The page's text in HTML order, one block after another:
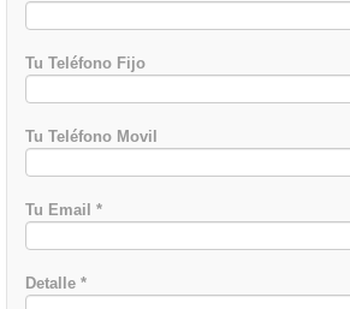
Tu Teléfono Fijo
Tu Teléfono Movil
Tu Email *
Detalle *